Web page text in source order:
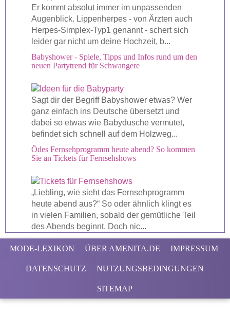
Er kommt absolut immer im unpassenden
Augenblick. Lippenherpes - von Ärzten auch
Herpes-Simplex-Typ1 genannt - schert sich
leider gar nicht um deine Hochzeit, b...
Babyshower - Spiele, Tipps und Infos rund um den
neuen Partytrend für Schwangere
Sagt dir der Begriff Babyshower etwas? Wer
ganz einfach ins Deutsche übersetzt und
dabei so etwas wie Babydusche vermutet,
befindet sich schnell auf dem Holzweg...
Ödes Fernsehprogramm heute abend? So kommen
Sie an Tickets für Fernsehshows
„Liebling, wie sieht das Fernsehprogramm
heute abend aus?“ So oder ähnlich klingt es
in vielen Familien, sobald der gemütliche Teil
des Abends beginnt. Doch nic...
MODE-LEXIKON ÜBER AMENITA.DE IMPRESSUM
DATENSCHUTZ NUTZUNGSBEDINGUNGEN
SITEMAP